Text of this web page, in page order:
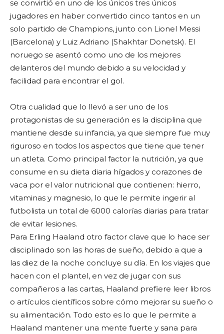
se convirtió en uno de los únicos tres únicos
jugadores en haber convertido cinco tantos en un
solo partido de Champions, junto con Lionel Messi
(Barcelona) y Luiz Adriano (Shakhtar Donetsk). El
noruego se asentó como uno de los mejores
delanteros del mundo debido a su velocidad y
facilidad para encontrar el gol.
Otra cualidad que lo llevó a ser uno de los
protagonistas de su generación es la disciplina que
mantiene desde su infancia, ya que siempre fue muy
riguroso en todos los aspectos que tiene que tener
un atleta. Como principal factor la nutrición, ya que
consume en su dieta diaria hígados y corazones de
vaca por el valor nutricional que contienen: hierro,
vitaminas y magnesio, lo que le permite ingerir al
futbolista un total de 6000 calorías diarias para tratar
de evitar lesiones.
Para Erling Haaland otro factor clave que lo hace ser
disciplinado son las horas de sueño, debido a que a
las diez de la noche concluye su día. En los viajes que
hacen con el plantel, en vez de jugar con sus
compañeros a las cartas, Haaland prefiere leer libros
o artículos científicos sobre cómo mejorar su sueño o
su alimentación. Todo esto es lo que le permite a
Haaland mantener una mente fuerte y sana para